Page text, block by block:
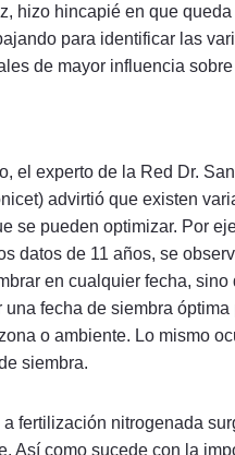
hizo hincapié en que
para identificar las
de mayor influencia
el experto de la Red Dr.
advirtió que existen
se pueden optimizar. Por
datos de 11 años, se
en cualquier fecha, sino
una fecha de siembra óptima
o ambiente. Lo mismo
siembra.
a fertilización nitrogenada
Así como sucede con la